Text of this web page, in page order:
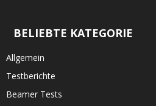
BELIEBTE KATEGORIE
Allgemein
Testberichte
Beamer Tests